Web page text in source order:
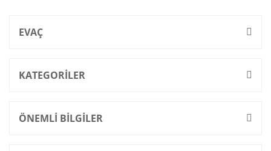
EVAÇ
KATEGORİLER
ÖNEMLİ BİLGİLER